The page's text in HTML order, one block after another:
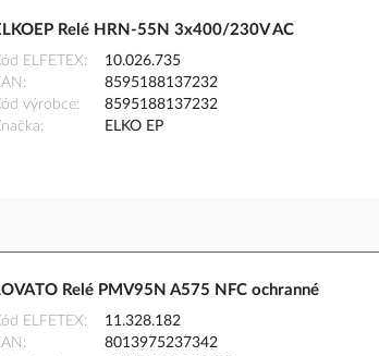
Relé HRN-55N 3x400/230V AC
ELFETEX
10.026.735
8595188137232
výrobce
8595188137232
ELKO EP
Relé PMV95N A575 NFC ochranné
ELFETEX
11.328.182
8013975237342